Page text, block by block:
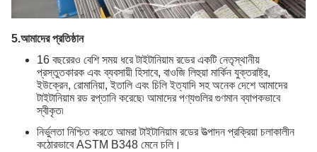
5.আমাদের প্রতিষ্ঠান
16 বছরেরও বেশি সময় ধরে টাইটানিয়াম রডের একটি নেতৃস্থানীয়
প্রস্তুতকারক এবং ব্যবসায়ী হিসাবে, বাওজি লিহুয়া মার্কিন যুক্তরাষ্ট্র,
ইউক্রেন, রোমানিয়া, ইতালি এবং চিলি ইত্যাদি সহ অনেক দেশে আমাদের
টাইটানিয়াম রড রপ্তানি করেছে৷ আমাদের পণ্যগুলির গুণমান ব্যাপকভাবে
স্বীকৃত৷
নির্ভুলতা নিশ্চিত করতে আমরা টাইটানিয়াম রডের উত্পাদন প্রক্রিয়া চলাকালীন
কঠোরভাবে ASTM B348 মেনে চলি।